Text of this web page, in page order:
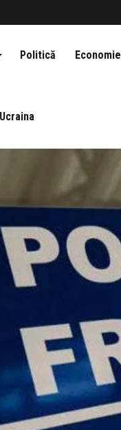
Politică Economie